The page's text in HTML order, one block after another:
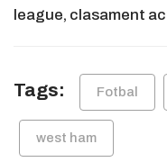
league, clasament
Tags: Fotbal
west ham